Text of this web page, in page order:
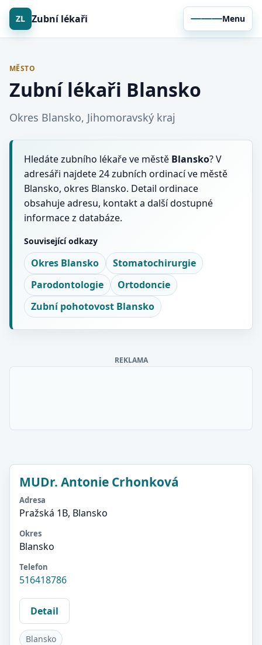
ZL Zubní lékaři Menu
MĚSTO
Zubní lékaři Blansko
Okres Blansko, Jihomoravský kraj
Hledáte zubního lékaře ve městě Blansko? V
adresáři najdete 24 zubních ordinací ve městě
Blansko, okres Blansko. Detail ordinace
obsahuje adresu, kontakt a další dostupné
informace z databáze.
Související odkazy
Okres Blansko
Stomatochirurgie
Parodontologie
Ortodoncie
Zubní pohotovost Blansko
REKLAMA
MUDr. Antonie Crhonková
Adresa
Pražská 1B, Blansko
Okres
Blansko
Telefon
516418786
Detail
Blansko